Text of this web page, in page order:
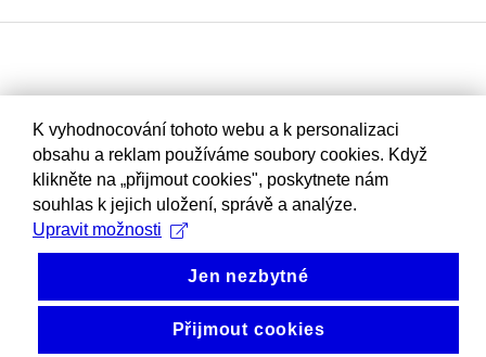
K vyhodnocování tohoto webu a k personalizaci
obsahu a reklam používáme soubory cookies. Když
klikněte na „přijmout cookies", poskytnete nám
souhlas k jejich uložení, správě a analýze.
Upravit možnosti
Jen nezbytné
Přijmout cookies